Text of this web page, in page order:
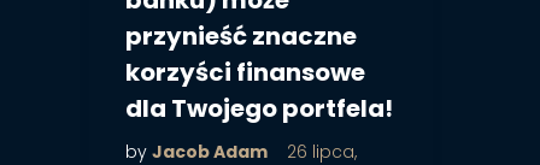
przynieść znaczne
korzyści finansowe
dla Twojego portfela!
by Jacob Adam
26 lipca,